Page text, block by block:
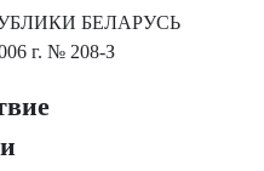
БЕЛАРУСЬ
г. № 208-З